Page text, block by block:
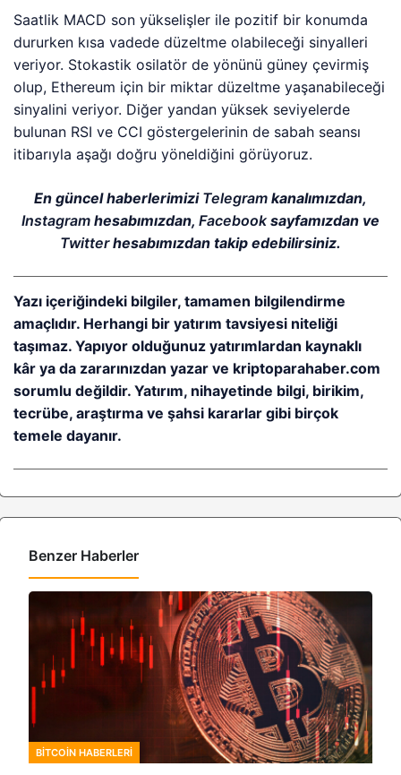
Saatlik MACD son yükselişler ile pozitif bir konumda
dururken kısa vadede düzeltme olabileceği sinyalleri
veriyor. Stokastik osilatör de yönünü güney çevirmiş
olup, Ethereum için bir miktar düzeltme yaşanabileceği
sinyalini veriyor. Diğer yandan yüksek seviyelerde
bulunan RSI ve CCI göstergelerinin de sabah seansı
itibarıyla aşağı doğru yöneldiğini görüyoruz.
En güncel haberlerimizi Telegram kanalımızdan,
Instagramhesabımızdan, Facebooksayfamızdan ve
Twitterhesabımızdan takip edebilirsiniz.
Yazı içeriğindeki bilgiler, tamamen bilgilendirme
amaçlıdır. Herhangi bir yatırım tavsiyesi niteliği
taşımaz. Yapıyor olduğunuz yatırımlardan kaynaklı
kâr ya da zararınızdan yazar ve kriptoparahaber.com
sorumlu değildir. Yatırım, nihayetinde bilgi, birikim,
tecrübe, araştırma ve şahsi kararlar gibi birçok
temele dayanır.
Benzer Haberler
BITCOIN HABERLERI